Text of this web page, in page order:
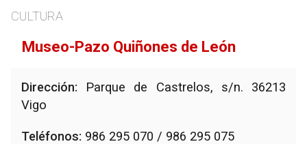
CULTURA
Museo-Pazo Quiñones de León
Dirección: Parque de Castrelos, s/n. 36213
Vigo
Teléfonos: 986 295 070 / 986 295 075